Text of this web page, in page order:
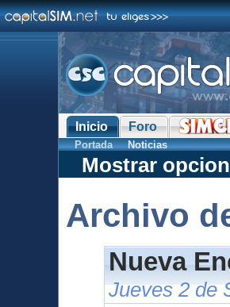
Inicio Foro
Portada Noticias
Mostrar
Archivo
Nueva
Jueves 2 de